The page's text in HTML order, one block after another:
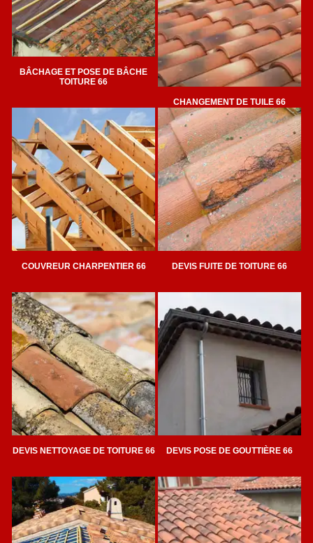
BÂCHAGE ET POSE DE BÂCHE
TOITURE 66
CHANGEMENT DE TUILE 66
COUVREUR CHARPENTIER 66 DEVIS FUITE DE TOITURE 66
DEVIS NETTOYAGE DE TOITURE 66 DEVIS POSE DE GOUTTIÈRE 66